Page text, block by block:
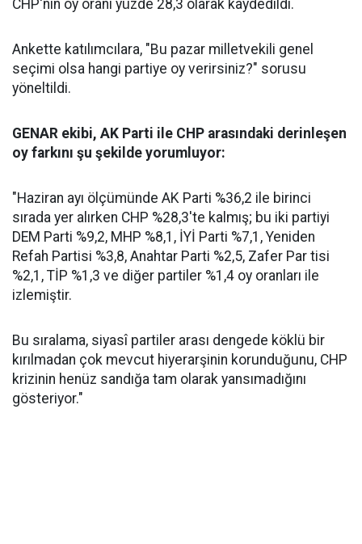
CHP'nin oy oranı yüzde 28,3 olarak kaydedildi.
Ankette katılımcılara, "Bu pazar milletvekili genel
seçimi olsa hangi partiye oy verirsiniz?" sorusu
yöneltildi.
GENAR ekibi, AK Parti ile CHP arasındaki derinleşen
oy farkını şu şekilde yorumluyor:
"Haziran ayı ölçümünde AK Parti %36,2 ile birinci
sırada yer alırken CHP %28,3'te kalmış; bu iki partiyi
DEM Parti %9,2, MHP %8,1, İYİ Parti %7,1, Yeniden
Refah Partisi %3,8, Anahtar Parti %2,5, Zafer Par tisi
%2,1, TİP %1,3 ve diğer partiler %1,4 oy oranları ile
izlemiştir.
Bu sıralama, siyasî partiler arası dengede köklü bir
kırılmadan çok mevcut hiyerarşinin korunduğunu, CHP
krizinin henüz sandığa tam olarak yansımadığını
gösteriyor."